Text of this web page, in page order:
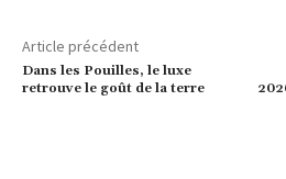
Article précédent
Dans les Pouilles, le luxe
retrouve le goût de la terre